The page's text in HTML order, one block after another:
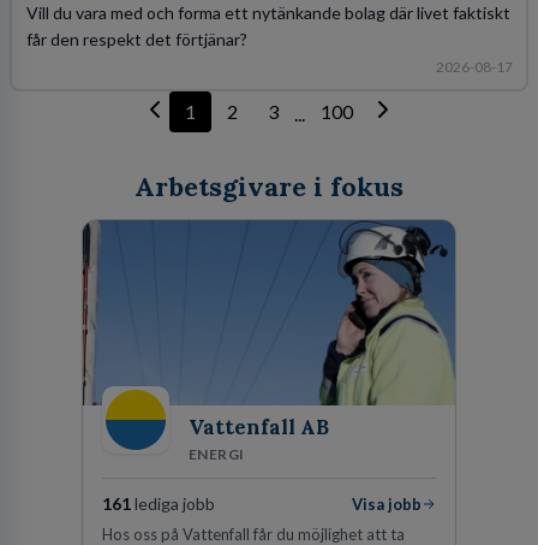
Vill du vara med och forma ett nytänkande bolag där livet faktiskt
får den respekt det förtjänar?
2026-08-17
1 2 3 ... 100
Arbetsgivare i fokus
Vattenfall AB
ENERGI
161lediga jobb
Visa jobb
Hos oss på Vattenfall får du möjlighet att ta